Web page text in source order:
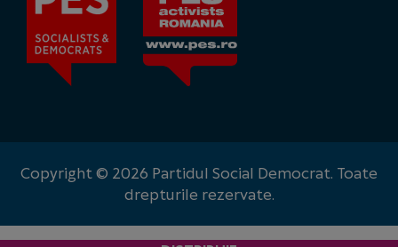
Copyright © 2026 Partidul Social Democrat. Toate
drepturile rezervate.